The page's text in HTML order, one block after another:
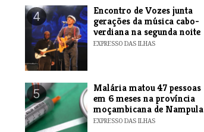
4
Encontro de Vozes junta
gerações da música cabo-
verdiana na segunda noite
EXPRESSO DAS ILHAS
5
​Malária matou 47 pessoas
em 6 meses na província
moçambicana de Nampula
EXPRESSO DAS ILHAS